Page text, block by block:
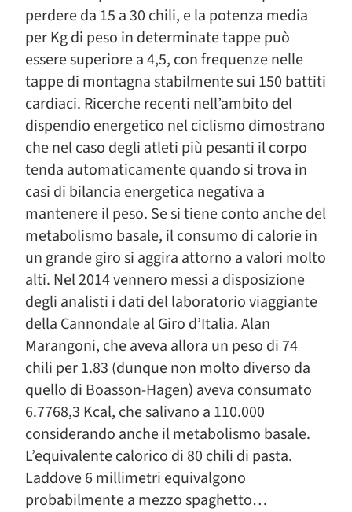
perdere da 15 a 30 chili, e la potenza media
per Kg di peso in determinate tappe può
essere superiore a 4,5, con frequenze nelle
tappe di montagna stabilmente sui 150 battiti
cardiaci. Ricerche recenti nell’ambito del
dispendio energetico nel ciclismo dimostrano
che nel caso degli atleti più pesanti il corpo
tenda automaticamente quando si trova in
casi di bilancia energetica negativa a
mantenere il peso. Se si tiene conto anche del
metabolismo basale, il consumo di calorie in
un grande giro si aggira attorno a valori molto
alti. Nel 2014 vennero messi a disposizione
degli analisti i dati del laboratorio viaggiante
della Cannondale al Giro d’Italia. Alan
Marangoni, che aveva allora un peso di 74
chili per 1.83 (dunque non molto diverso da
quello di Boasson-Hagen) aveva consumato
6.7768,3 Kcal, che salivano a 110.000
considerando anche il metabolismo basale.
L’equivalente calorico di 80 chili di pasta.
Laddove 6 millimetri equivalgono
probabilmente a mezzo spaghetto…